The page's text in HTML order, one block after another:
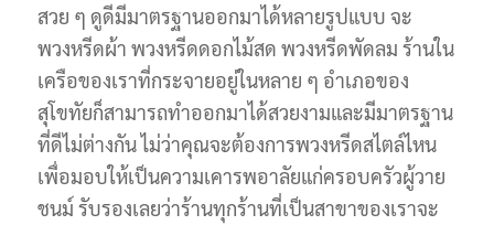
สวย ๆ ดูดีมีมาตรฐานออกมาได้หลายรูปแบบ จะ
พวงหรีดผ้า พวงหรีดดอกไม้สด พวงหรีดพัดลม ร้านใน
เครือของเราที่กระจายอยู่ในหลาย ๆ อำเภอของ
สุโขทัยก็สามารถทำออกมาได้สวยงามและมีมาตรฐาน
ที่ดีไม่ต่างกัน ไม่ว่าคุณจะต้องการพวงหรีดสไตล์ไหน
เพื่อมอบให้เป็นความเคารพอาลัยแก่ครอบครัวผู้วาย
ชนม์ รับรองเลยว่าร้านทุกร้านที่เป็นสาขาของเราจะ